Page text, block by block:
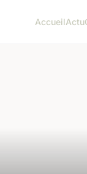
AccueilActu